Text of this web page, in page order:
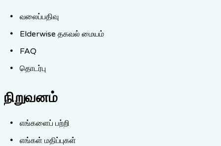
வலைப்பதிவு
Elderwise தகவல் மையம்
FAQ
தொடர்பு
நிறுவனம்
எங்களைப் பற்றி
எங்கள் மதிப்புகள்